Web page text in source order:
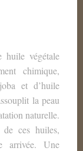
huile végétale
chimique,
et d’huile
la peau
naturelle.
ces huiles,
arrivée. Une